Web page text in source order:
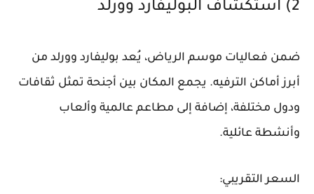
2) استكشاف البوليفارد وورلد
ضمن فعاليات موسم الرياض، يُعد بوليفارد وورلد من
أبرز أماكن الترفيه. يجمع المكان بين أجنحة تمثل ثقافات
ودول مختلفة، إضافة إلى مطاعم عالمية وألعاب
وأنشطة عائلية.
السعر التقريبي: